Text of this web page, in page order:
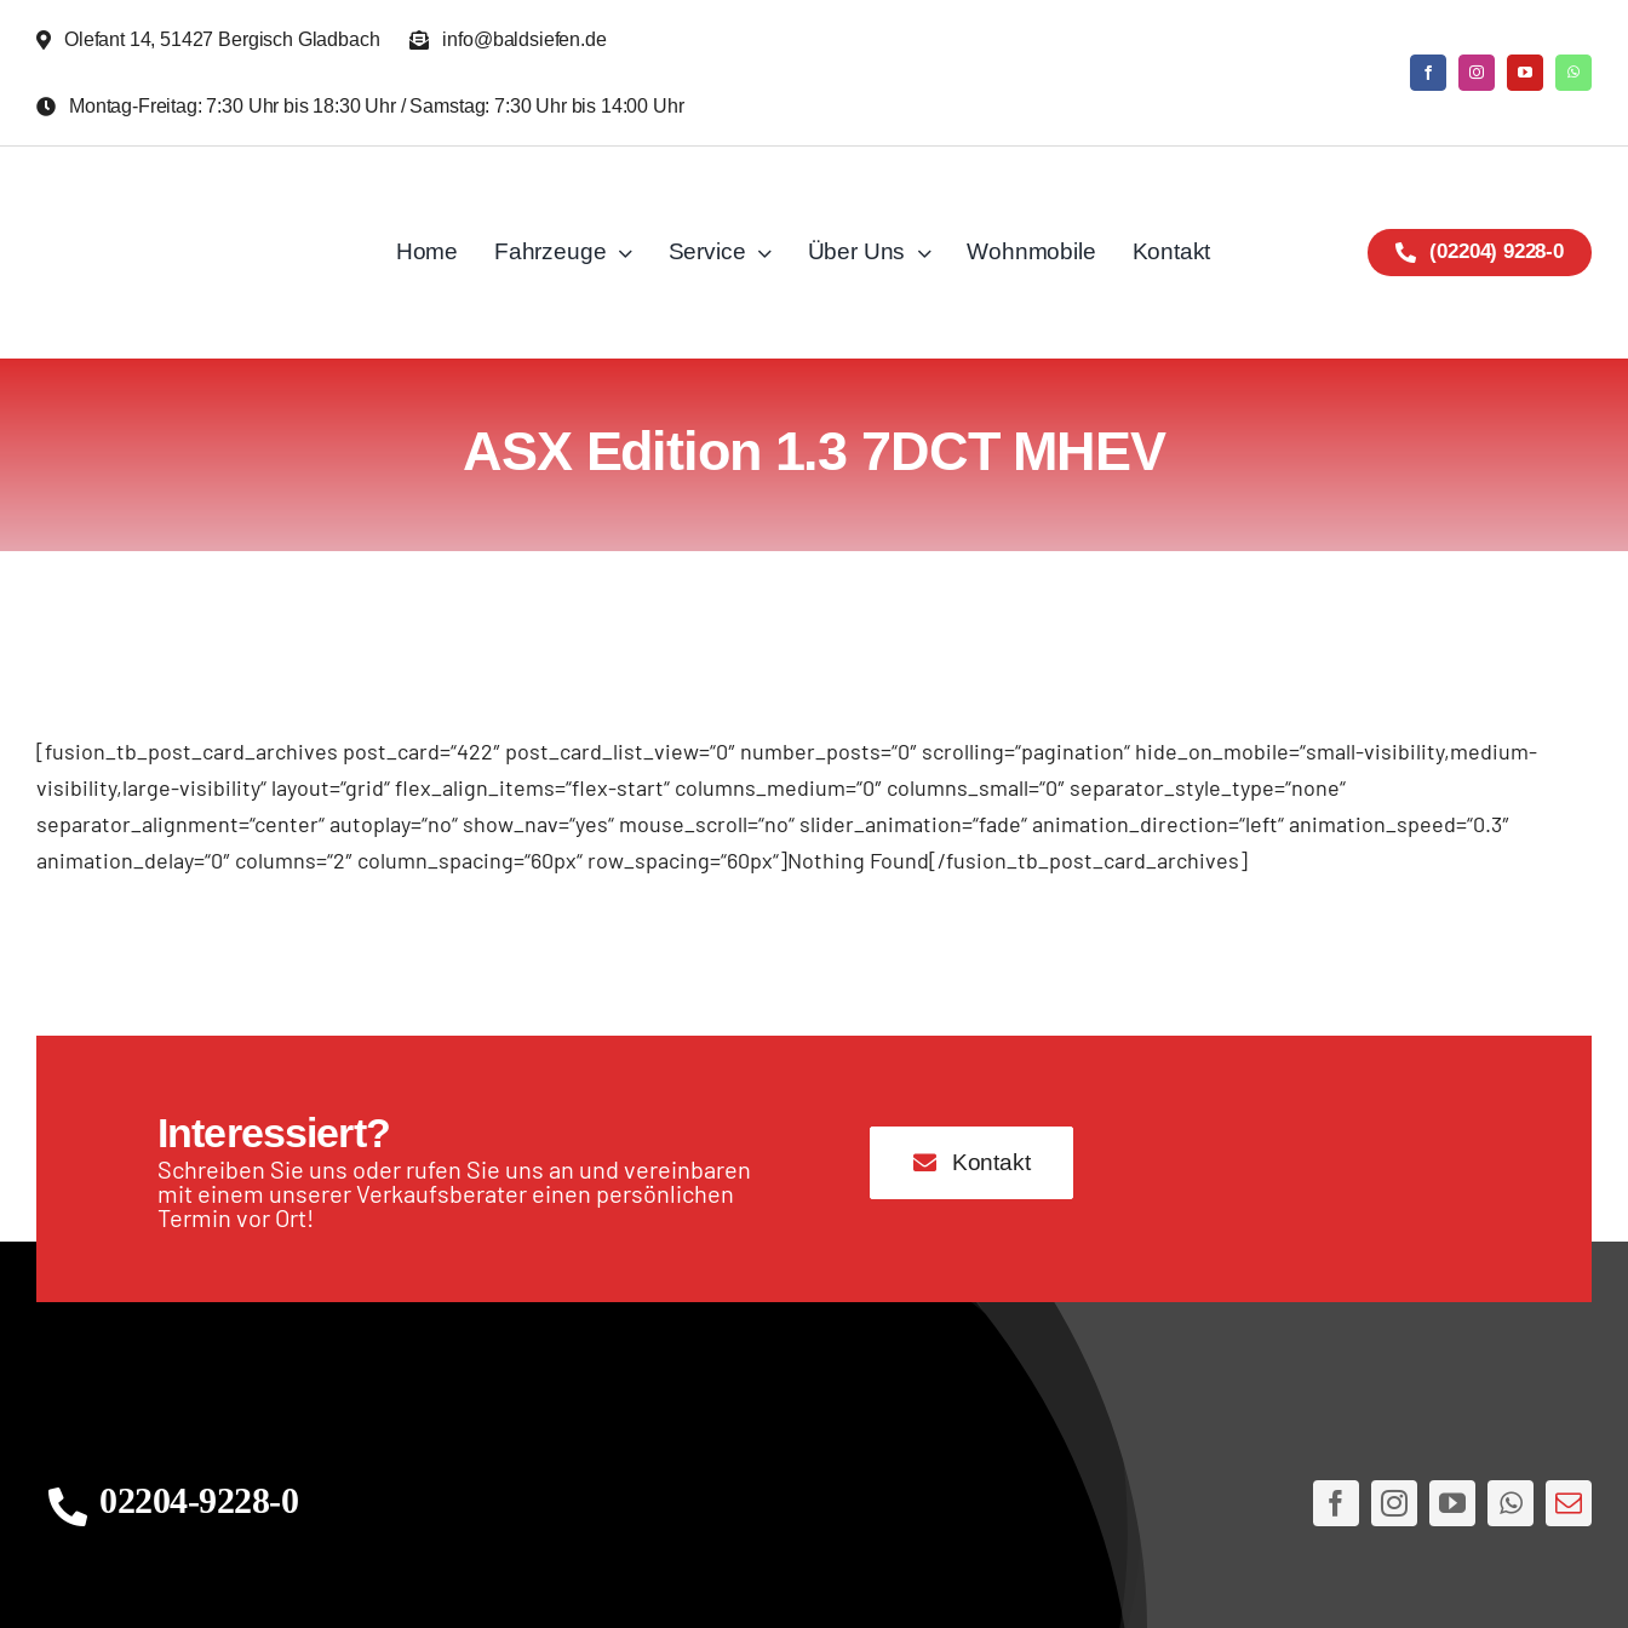
Inhalt
Olefant 14, 51427 Bergisch Gladbach info@baldsiefen.de
Montag-Freitag: 7:30 Uhr bis 18:30 Uhr / Samstag: 7:30 Uhr bis 14:00 Uhr
Home Fahrzeuge Service Über Uns Wohnmobile Kontakt (02204) 9228-0
ASX Edition 1.3 7DCT MHEV
[fusion_tb_post_card_archives post_card=“422″ post_card_list_view=“0″ number_posts=“0″ scrolling=“pagination“ hide_on_mobile=“small-visibility,medium-
visibility,large-visibility“ layout=“grid“ flex_align_items=“flex-start“ columns_medium=“0″ columns_small=“0″ separator_style_type=“none“
separator_alignment=“center“ autoplay=“no“ show_nav=“yes“ mouse_scroll=“no“ slider_animation=“fade“ animation_direction=“left“ animation_speed=“0.3″
animation_delay=“0″ columns=“2″ column_spacing=“60px“ row_spacing=“60px“]Nothing Found[/fusion_tb_post_card_archives]
Interessiert?
Schreiben Sie uns oder rufen Sie uns an und vereinbaren
mit einem unserer Verkaufsberater einen persönlichen
Termin vor Ort!
Kontakt
02204-9228-0